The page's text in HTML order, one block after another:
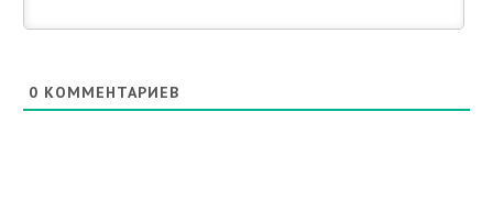
0 КОММЕНТАРИЕВ